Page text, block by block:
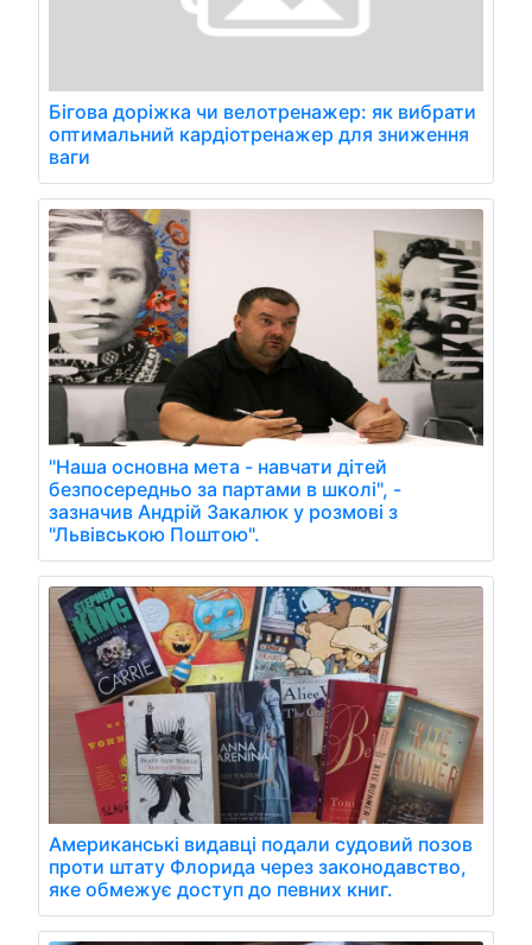
Бігова доріжка чи велотренажер: як вибрати
оптимальний кардіотренажер для зниження
ваги
"Наша основна мета - навчати дітей
безпосередньо за партами в школі", -
зазначив Андрій Закалюк у розмові з
"Львівською Поштою".
Американські видавці подали судовий позов
проти штату Флорида через законодавство,
яке обмежує доступ до певних книг.